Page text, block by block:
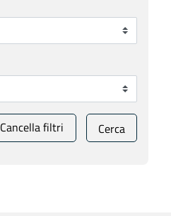
Cancella filtri Cerca